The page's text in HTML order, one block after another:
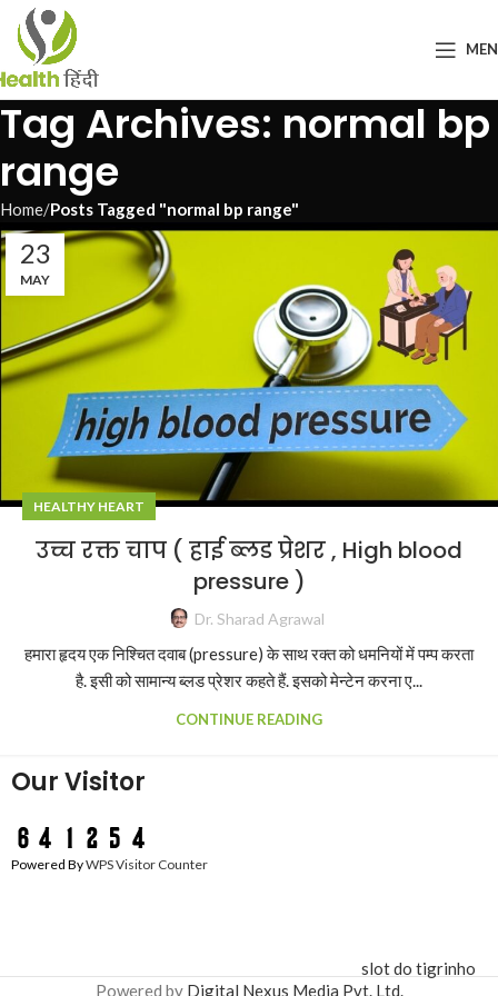
Tag Archives: normal bp
range
Home Posts Tagged "normal bp range"
23
MAY
HEALTHY HEART
उच्च रक्त चाप ( हाई ब्लड प्रेशर , High blood
pressure )
Dr. Sharad Agrawal
हमारा हृदय एक निश्चित दवाब (pressure) के साथ रक्त को धमनियों में पम्प करता
है. इसी को सामान्य ब्लड प्रेशर कहते हैं. इसको मेन्टेन करना ए...
CONTINUE READING
Our Visitor
Powered ByWPS Visitor Counter
Powered by Digital Nexus Media Pvt. Ltd.
slot do tigrinho